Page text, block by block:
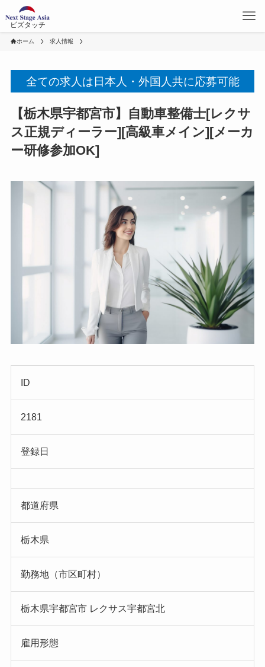
ビズタッチ
ホーム 求人情報
全ての求人は日本人・外国人共に応募可能
【栃木県宇都宮市】自動車整備士[レクサ
ス正規ディーラー][高級車メイン][メーカ
ー研修参加OK]
ID
2181
登録日
都道府県
栃木県
勤務地（市区町村）
栃木県宇都宮市 レクサス宇都宮北
雇用形態